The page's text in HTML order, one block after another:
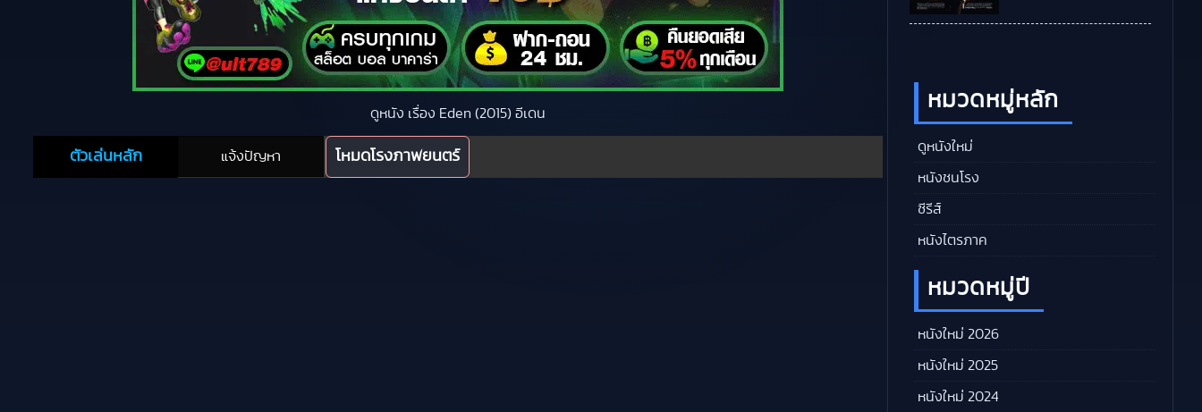
ดูหนัง เรื่อง Eden (2015) อีเดน
ตัวเล่นหลัก แจ้งปัญหา โหมดโรงภาพยนตร์
หมวดหมู่หลัก
ดูหนังใหม่
หนังชนโรง
ซีรีส์
หนังไตรภาค
หมวดหมู่ปี
หนังใหม่ 2026
หนังใหม่ 2025
หนังใหม่ 2024